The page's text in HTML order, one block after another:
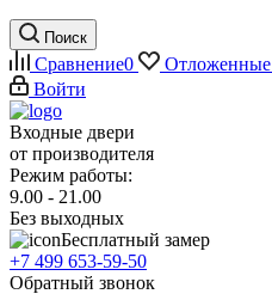
Поиск
Сравнение0 Отложенные
Войти
Входные двери
от производителя
Режим работы:
9.00 - 21.00
Без выходных
Бесплатный замер
+7 499 653-59-50
Обратный звонок